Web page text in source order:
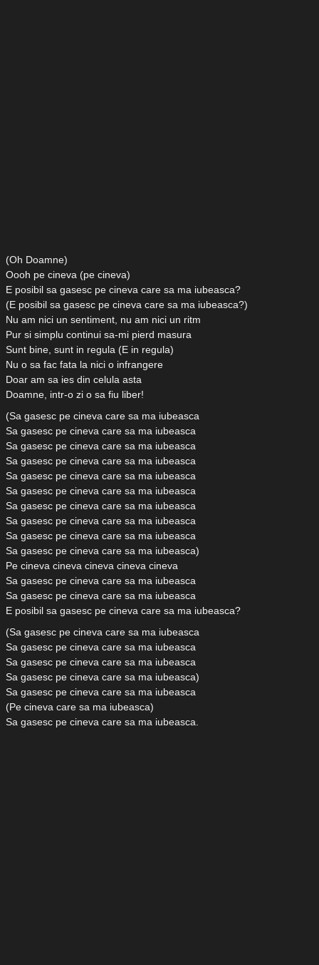
(Oh Doamne)
Oooh pe cineva (pe cineva)
E posibil sa gasesc pe cineva care sa ma iubeasca?
(E posibil sa gasesc pe cineva care sa ma iubeasca?)
Nu am nici un sentiment, nu am nici un ritm
Pur si simplu continui sa-mi pierd masura
Sunt bine, sunt in regula (E in regula)
Nu o sa fac fata la nici o infrangere
Doar am sa ies din celula asta
Doamne, intr-o zi o sa fiu liber!
(Sa gasesc pe cineva care sa ma iubeasca
Sa gasesc pe cineva care sa ma iubeasca
Sa gasesc pe cineva care sa ma iubeasca
Sa gasesc pe cineva care sa ma iubeasca
Sa gasesc pe cineva care sa ma iubeasca
Sa gasesc pe cineva care sa ma iubeasca
Sa gasesc pe cineva care sa ma iubeasca
Sa gasesc pe cineva care sa ma iubeasca
Sa gasesc pe cineva care sa ma iubeasca
Sa gasesc pe cineva care sa ma iubeasca)
Pe cineva cineva cineva cineva cineva
Sa gasesc pe cineva care sa ma iubeasca
Sa gasesc pe cineva care sa ma iubeasca
E posibil sa gasesc pe cineva care sa ma iubeasca?
(Sa gasesc pe cineva care sa ma iubeasca
Sa gasesc pe cineva care sa ma iubeasca
Sa gasesc pe cineva care sa ma iubeasca
Sa gasesc pe cineva care sa ma iubeasca)
Sa gasesc pe cineva care sa ma iubeasca
(Pe cineva care sa ma iubeasca)
Sa gasesc pe cineva care sa ma iubeasca.